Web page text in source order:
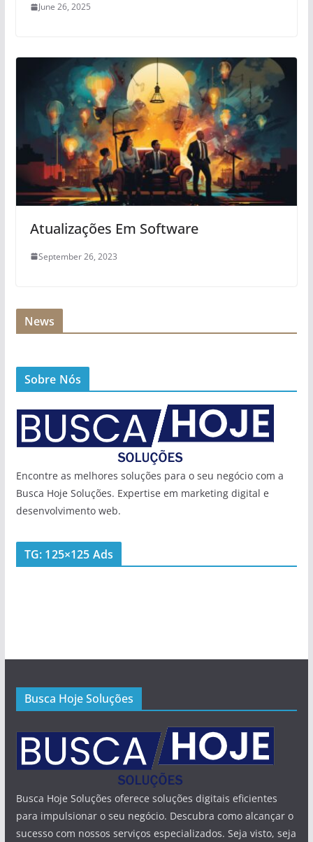
June 26, 2025
Atualizações Em Software
September 26, 2023
News
Sobre Nós
Encontre as melhores soluções para o seu negócio com a
Busca Hoje Soluções. Expertise em marketing digital e
desenvolvimento web.
TG: 125×125 Ads
Busca Hoje Soluções
Busca Hoje Soluções oferece soluções digitais eficientes
para impulsionar o seu negócio. Descubra como alcançar o
sucesso com nossos serviços especializados. Seja visto, seja